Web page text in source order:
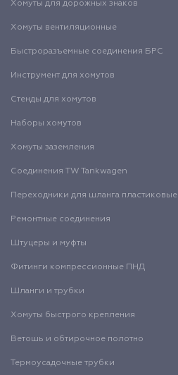
Хомуты для дорожных знаков
Хомуты вентиляционные
Быстроразъемные соединения БРС
Инструмент для хомутов
Стенды для хомутов
Наборы хомутов
Хомуты заземления
Соединения TW Tankwagen
Переходники для шланга пластиковые
Ремонтные соединения
Штуцеры и муфты
Фитинги компрессионные ПНД
Шланги и трубки
Хомуты быстрого крепления
Ветошь и обтирочное полотно
Термоусадочные трубки